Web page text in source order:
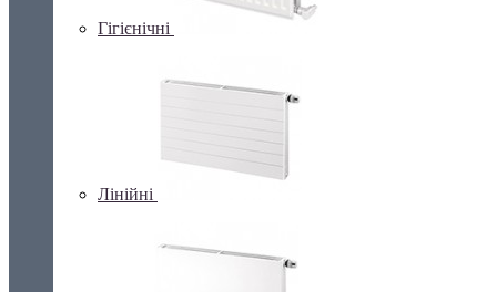
Гігієнічні
Лінійні